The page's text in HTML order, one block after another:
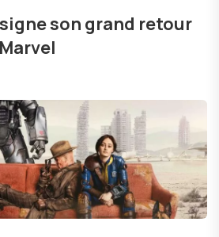
son grand retour